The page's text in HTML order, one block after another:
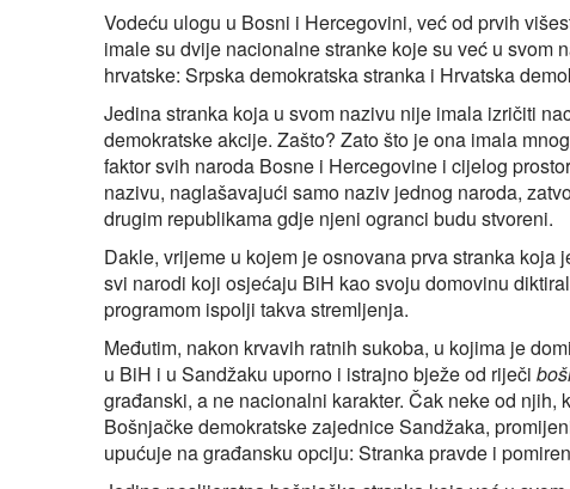
Vodeću ulogu u Bosni i Hercegovini, već od prvih
imale su dvije nacionalne stranke koje su već u svom
hrvatske: Srpska demokratska stranka i Hrvatska
Jedina stranka koja u svom nazivu nije imala izričiti
demokratske akcije. Zašto? Zato što je ona imala
faktor svih naroda Bosne i Hercegovine i cijelog
nazivu, naglašavajući samo naziv jednog naroda,
drugim republikama gdje njeni ogranci budu stvoreni.
Dakle, vrijeme u kojem je osnovana prva stranka
svi narodi koji osjećaju BiH kao svoju domovinu
programom ispolji takva stremljenja.
Međutim, nakon krvavih ratnih sukoba, u kojima je
u BiH i u Sandžaku uporno i istrajno bježe od riječi
građanski, a ne nacionalni karakter. Čak neke od
Bošnjačke demokratske zajednice Sandžaka,
upućuje na građansku opciju: Stranka pravde i